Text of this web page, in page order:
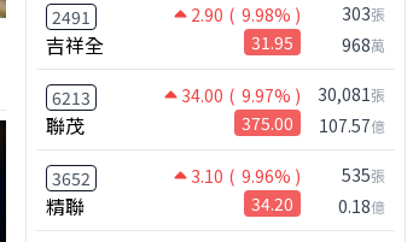
2491 2.90 ( 9.98% )
吉祥全 31.95
303張
968萬
6213 34.00 ( 9.97% )
聯茂 375.00
30,081張
107.57億
3652 3.10 ( 9.96% )
精聯 34.20
535張
0.18億